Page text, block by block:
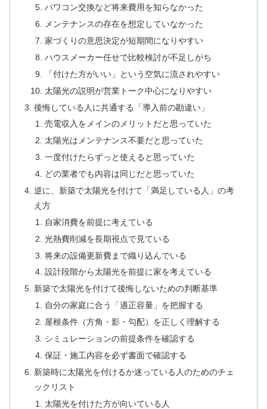
パワコン交換など将来費用を知らなかった
メンテナンスの存在を想定していなかった
家づくりの意思決定が短期間になりやすい
ハウスメーカー任せで比較検討が不足しがち
「付けた方がいい」という空気に流されやすい
太陽光の説明が営業トーク中心になりやすい
後悔している人に共通する「導入前の勘違い」
売電収入をメインのメリットだと思っていた
太陽光はメンテナンス不要だと思っていた
一度付けたらずっと使えると思っていた
どの業者でも内容は同じだと思っていた
逆に、新築で太陽光を付けて「満足している人」の考
え方
自家消費を前提に考えている
光熱費削減を長期視点で見ている
将来の設備更新費まで織り込んでいる
設計段階から太陽光を前提に家を考えている
新築で太陽光を付けて後悔しないための判断基準
自分の家庭に合う「適正容量」を把握する
屋根条件（方角・影・勾配）を正しく理解する
シミュレーションの前提条件を確認する
保証・施工内容を必ず書面で確認する
新築時に太陽光を付けるか迷っている人のためのチェ
ックリスト
太陽光を付けた方が向いている人